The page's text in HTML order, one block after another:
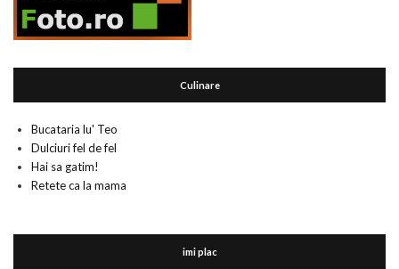
Culinare
Bucataria lu' Teo
Dulciuri fel de fel
Hai sa gatim!
Retete ca la mama
imi plac